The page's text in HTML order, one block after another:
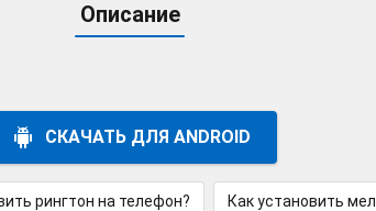
Описание
СКАЧАТЬ ДЛЯ ANDROID
рингтон на телефон? Как установить